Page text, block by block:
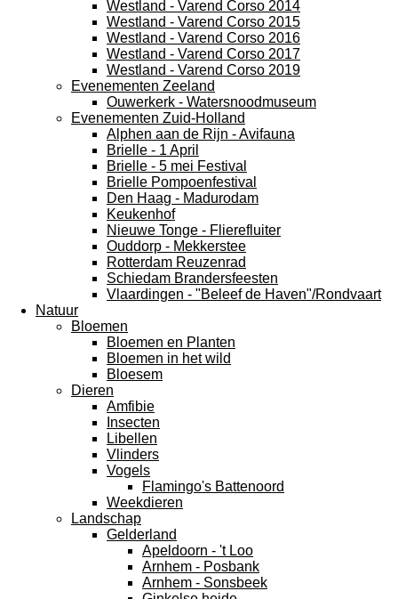
Westland - Varend Corso 2014
Westland - Varend Corso 2015
Westland - Varend Corso 2016
Westland - Varend Corso 2017
Westland - Varend Corso 2019
Evenementen Zeeland
Ouwerkerk - Watersnoodmuseum
Evenementen Zuid-Holland
Alphen aan de Rijn - Avifauna
Brielle - 1 April
Brielle - 5 mei Festival
Brielle Pompoenfestival
Den Haag - Madurodam
Keukenhof
Nieuwe Tonge - Flierefluiter
Ouddorp - Mekkerstee
Rotterdam Reuzenrad
Schiedam Brandersfeesten
Vlaardingen - "Beleef de Haven"/Rondvaart
Natuur
Bloemen
Bloemen en Planten
Bloemen in het wild
Bloesem
Dieren
Amfibie
Insecten
Libellen
Vlinders
Vogels
Flamingo's Battenoord
Weekdieren
Landschap
Gelderland
Apeldoorn - 't Loo
Arnhem - Posbank
Arnhem - Sonsbeek